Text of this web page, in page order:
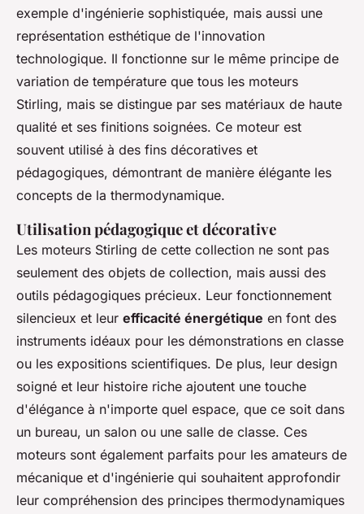
exemple d'ingénierie sophistiquée, mais aussi une
représentation esthétique de l'innovation
technologique. Il fonctionne sur le même principe de
variation de température que tous les moteurs
Stirling, mais se distingue par ses matériaux de haute
qualité et ses finitions soignées. Ce moteur est
souvent utilisé à des fins décoratives et
pédagogiques, démontrant de manière élégante les
concepts de la thermodynamique.
Utilisation pédagogique et décorative
Les moteurs Stirling de cette collection ne sont pas
seulement des objets de collection, mais aussi des
outils pédagogiques précieux. Leur fonctionnement
silencieux et leur efficacité énergétique en font des
instruments idéaux pour les démonstrations en classe
ou les expositions scientifiques. De plus, leur design
soigné et leur histoire riche ajoutent une touche
d'élégance à n'importe quel espace, que ce soit dans
un bureau, un salon ou une salle de classe. Ces
moteurs sont également parfaits pour les amateurs de
mécanique et d'ingénierie qui souhaitent approfondir
leur compréhension des principes thermodynamiques